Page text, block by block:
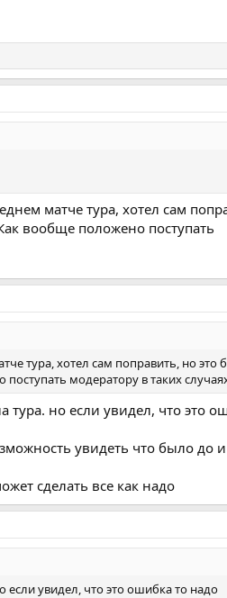
матче тура, хотел сам
вообще положено поступать
тура, хотел сам поправить, но это
модератору в таких
тура. но если увидел, что это
увидеть что было до
сделать все как надо
если увидел, что это ошибка то надо